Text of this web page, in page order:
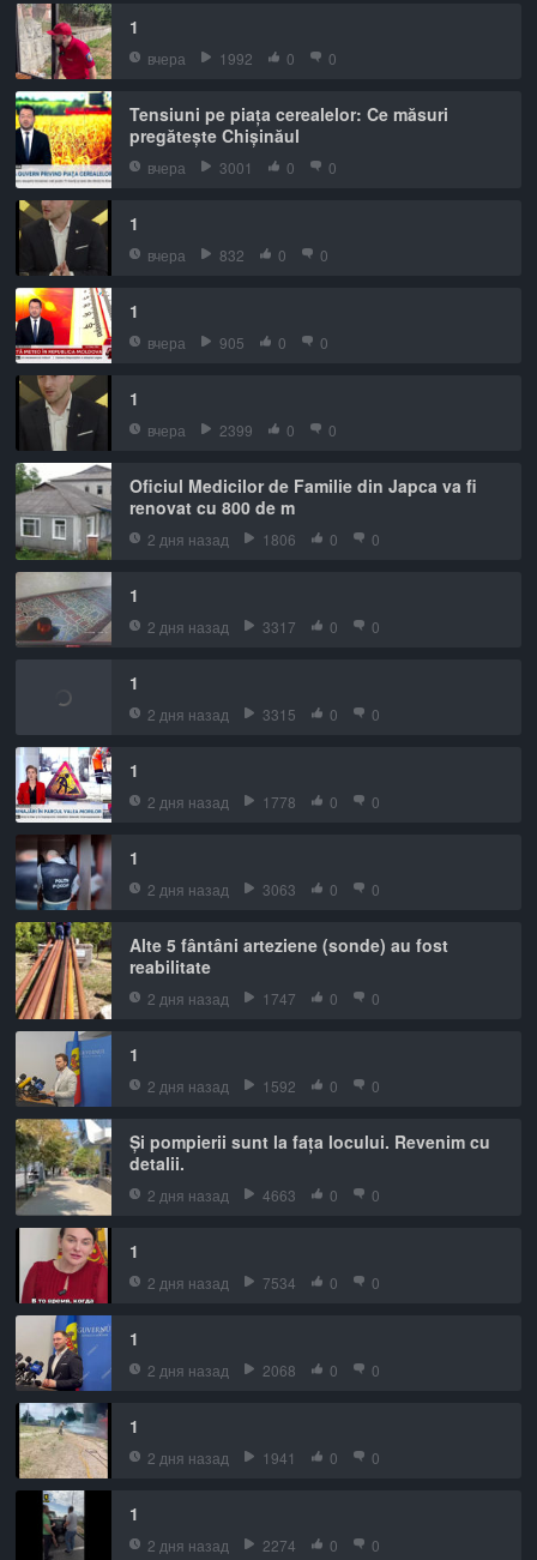
1
вчера 1992 0 0
Tensiuni pe piața cerealelor: Ce măsuri
pregătește Chișinăul
вчера 3001 0 0
1
вчера 832 0 0
1
вчера 905 0 0
1
вчера 2399 0 0
Oficiul Medicilor de Familie din Japca va fi
renovat cu 800 de m
2 дня назад 1806 0 0
1
2 дня назад 3317 0 0
1
2 дня назад 3315 0 0
1
2 дня назад 1778 0 0
1
2 дня назад 3063 0 0
Alte 5 fântâni arteziene (sonde) au fost
reabilitate
2 дня назад 1747 0 0
1
2 дня назад 1592 0 0
Și pompierii sunt la fața locului. Revenim cu
detalii.
2 дня назад 4663 0 0
1
2 дня назад 7534 0 0
1
2 дня назад 2068 0 0
1
2 дня назад 1941 0 0
1
2 дня назад 2274 0 0